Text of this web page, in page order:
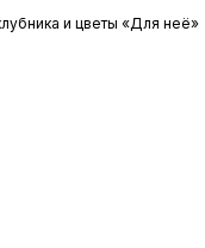
и цветы «Для неё»